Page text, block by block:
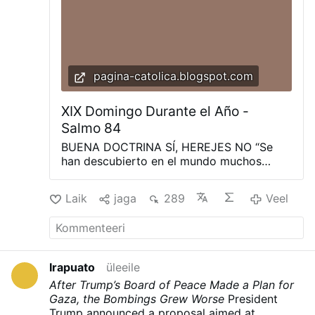
pagina-catolica.blogspot.com
XIX Domingo Durante el Año -
Salmo 84
BUENA DOCTRINA SÍ, HEREJES NO “Se
han descubierto en el mundo muchos
Jesucristo haya venido en carne. Este tal
es un impostor y un anticristo. Todo aquel
que no persevera en la doctrina de Cristo,
sino que se aparta de ella, no tiene a Dios.
trae esta doctrina, no le recibáis en casa,
ni le saludéis. Porque el que le saluda, se
hace cómplice de sus acciones perversas.”
Laik jaga 289 Veel
Irapuato
üleeile
After Trump’s Board of Peace Made a Plan for
Gaza, the Bombings Grew Worse President